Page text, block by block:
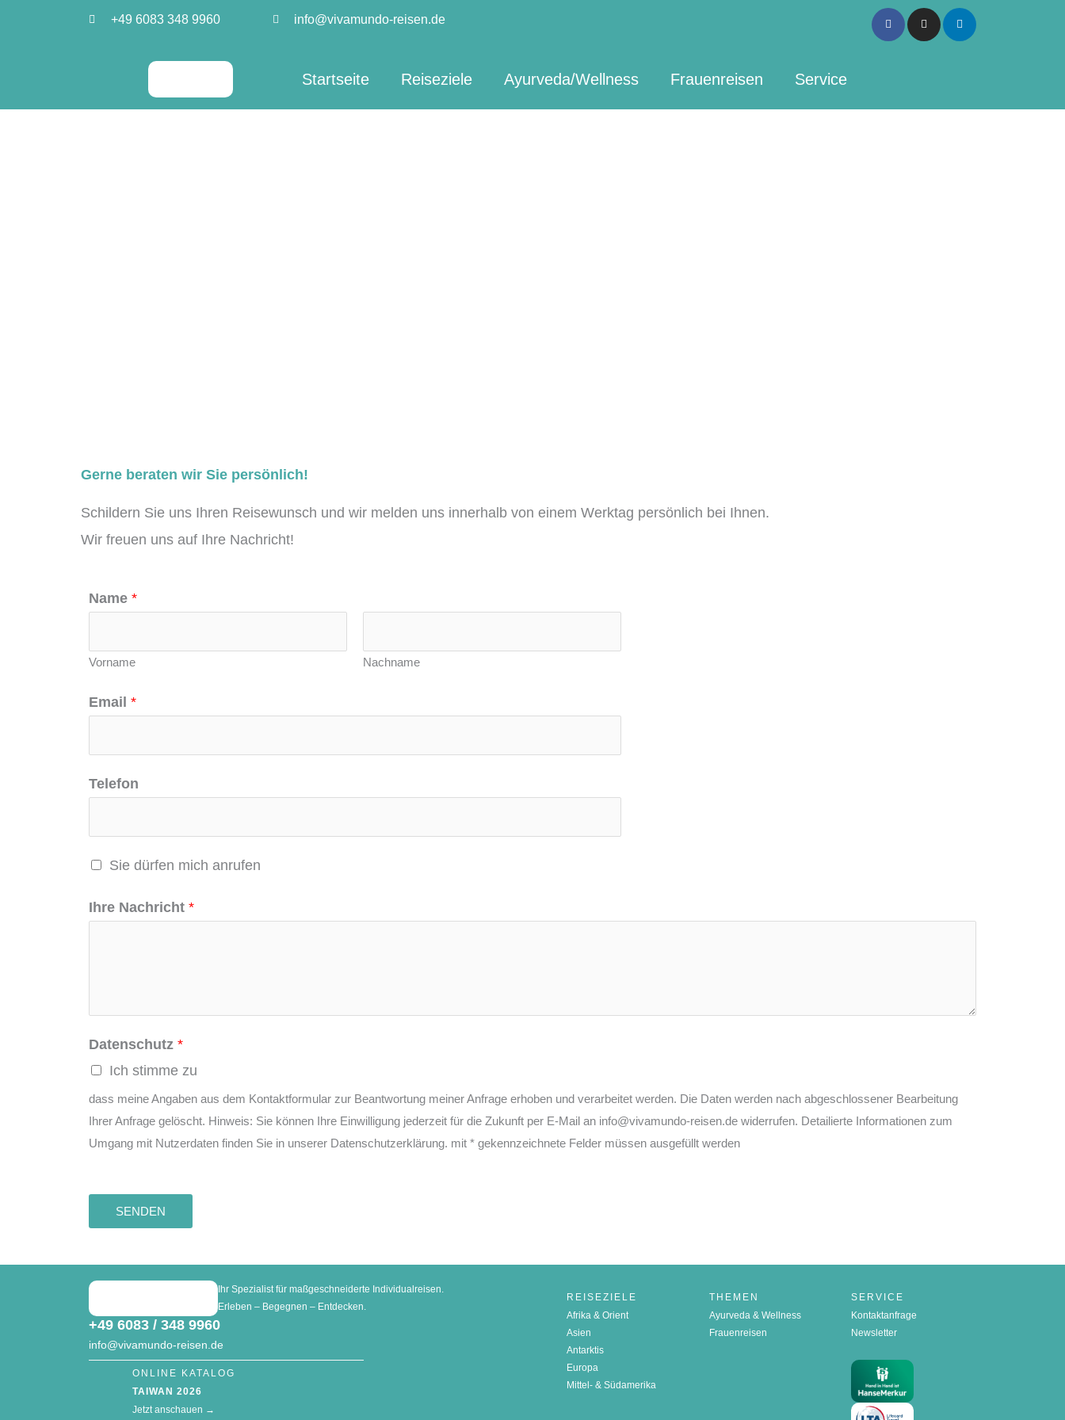
+49 6083 348 9960 info@vivamundo-reisen.de
Facebook-
f
InstagramLinkedin
Startseite Reiseziele Ayurveda/Wellness Frauenreisen Service
Gerne beraten wir Sie persönlich!
Schildern Sie uns Ihren Reisewunsch und wir melden uns innerhalb von einem Werktag persönlich bei Ihnen.
Wir freuen uns auf Ihre Nachricht!
Name *
Vorname Nachname
Email *
Telefon
Sie dürfen mich anrufen
Ihre Nachricht *
Datenschutz *
Ich stimme zu
dass meine Angaben aus dem Kontaktformular zur Beantwortung meiner Anfrage erhoben und verarbeitet werden. Die Daten werden nach abgeschlossener Bearbeitung
Ihrer Anfrage gelöscht. Hinweis: Sie können Ihre Einwilligung jederzeit für die Zukunft per E-Mail an info@vivamundo-reisen.de widerrufen. Detailierte Informationen zum
Umgang mit Nutzerdaten finden Sie in unserer Datenschutzerklärung. mit * gekennzeichnete Felder müssen ausgefüllt werden
SENDEN
Ihr Spezialist für maßgeschneiderte Individualreisen.
Erleben – Begegnen – Entdecken.
+49 6083 / 348 9960
info@vivamundo-reisen.de
ONLINE KATALOG
TAIWAN 2026
Jetzt anschauen →
REISEZIELE
Afrika & Orient
Asien
Antarktis
Europa
Mittel- & Südamerika
THEMEN
Ayurveda & Wellness
Frauenreisen
SERVICE
Kontaktanfrage
Newsletter